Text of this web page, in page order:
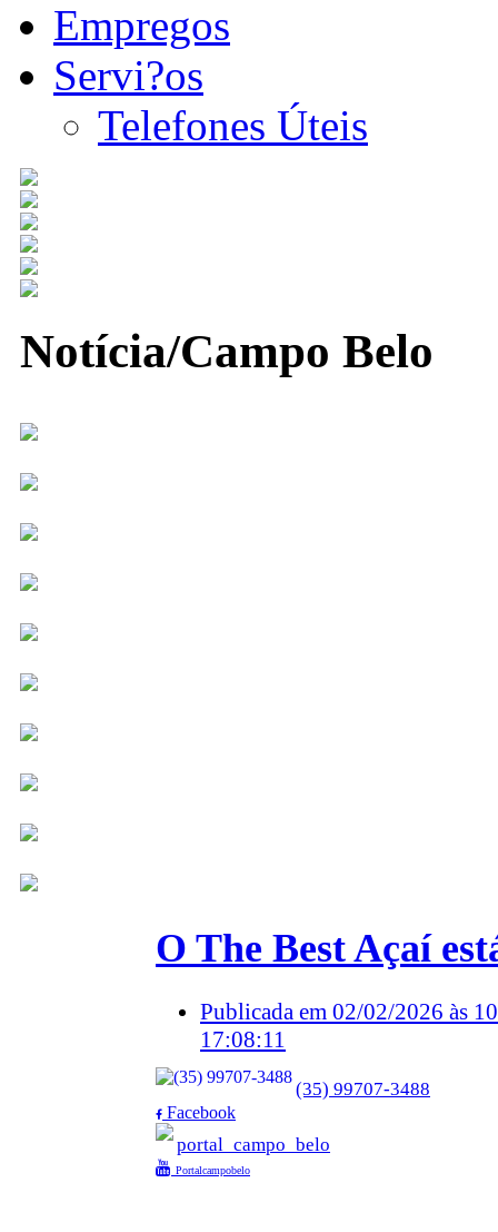
Empregos
Servi?os
Telefones Úteis
Notícia/Campo Belo
O The Best Açaí
Publicada em 02/02/2026 às
17:08:11
(35) 99707-3488
Facebook
portal_campo_belo
Portalcampobelo